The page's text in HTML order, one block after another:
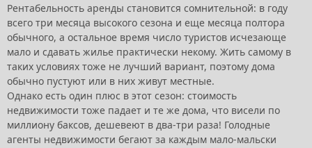
Рентабельность аренды становится сомнительной: в году
всего три месяца высокого сезона и еще месяца полтора
обычного, а остальное время число туристов исчезающе
мало и сдавать жилье практически некому. Жить самому в
таких условиях тоже не лучший вариант, поэтому дома
обычно пустуют или в них живут местные.
Однако есть один плюс в этот сезон: стоимость
недвижимости тоже падает и те же дома, что висели по
миллиону баксов, дешевеют в два-три раза! Голодные
агенты недвижимости бегают за каждым мало-мальски